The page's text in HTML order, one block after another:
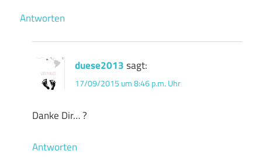
Antworten
duese2013 sagt:
17/09/2015 um 8:46 p.m. Uhr
Danke Dir… ?
Antworten